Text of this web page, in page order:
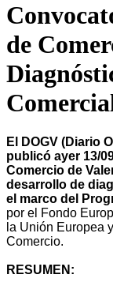
de
El DOGV (Diario
publicó ayer 13/
Comercio de
desarrollo de
el marco del
por el Fondo
la Unión Europea
Comercio.
RESUMEN: